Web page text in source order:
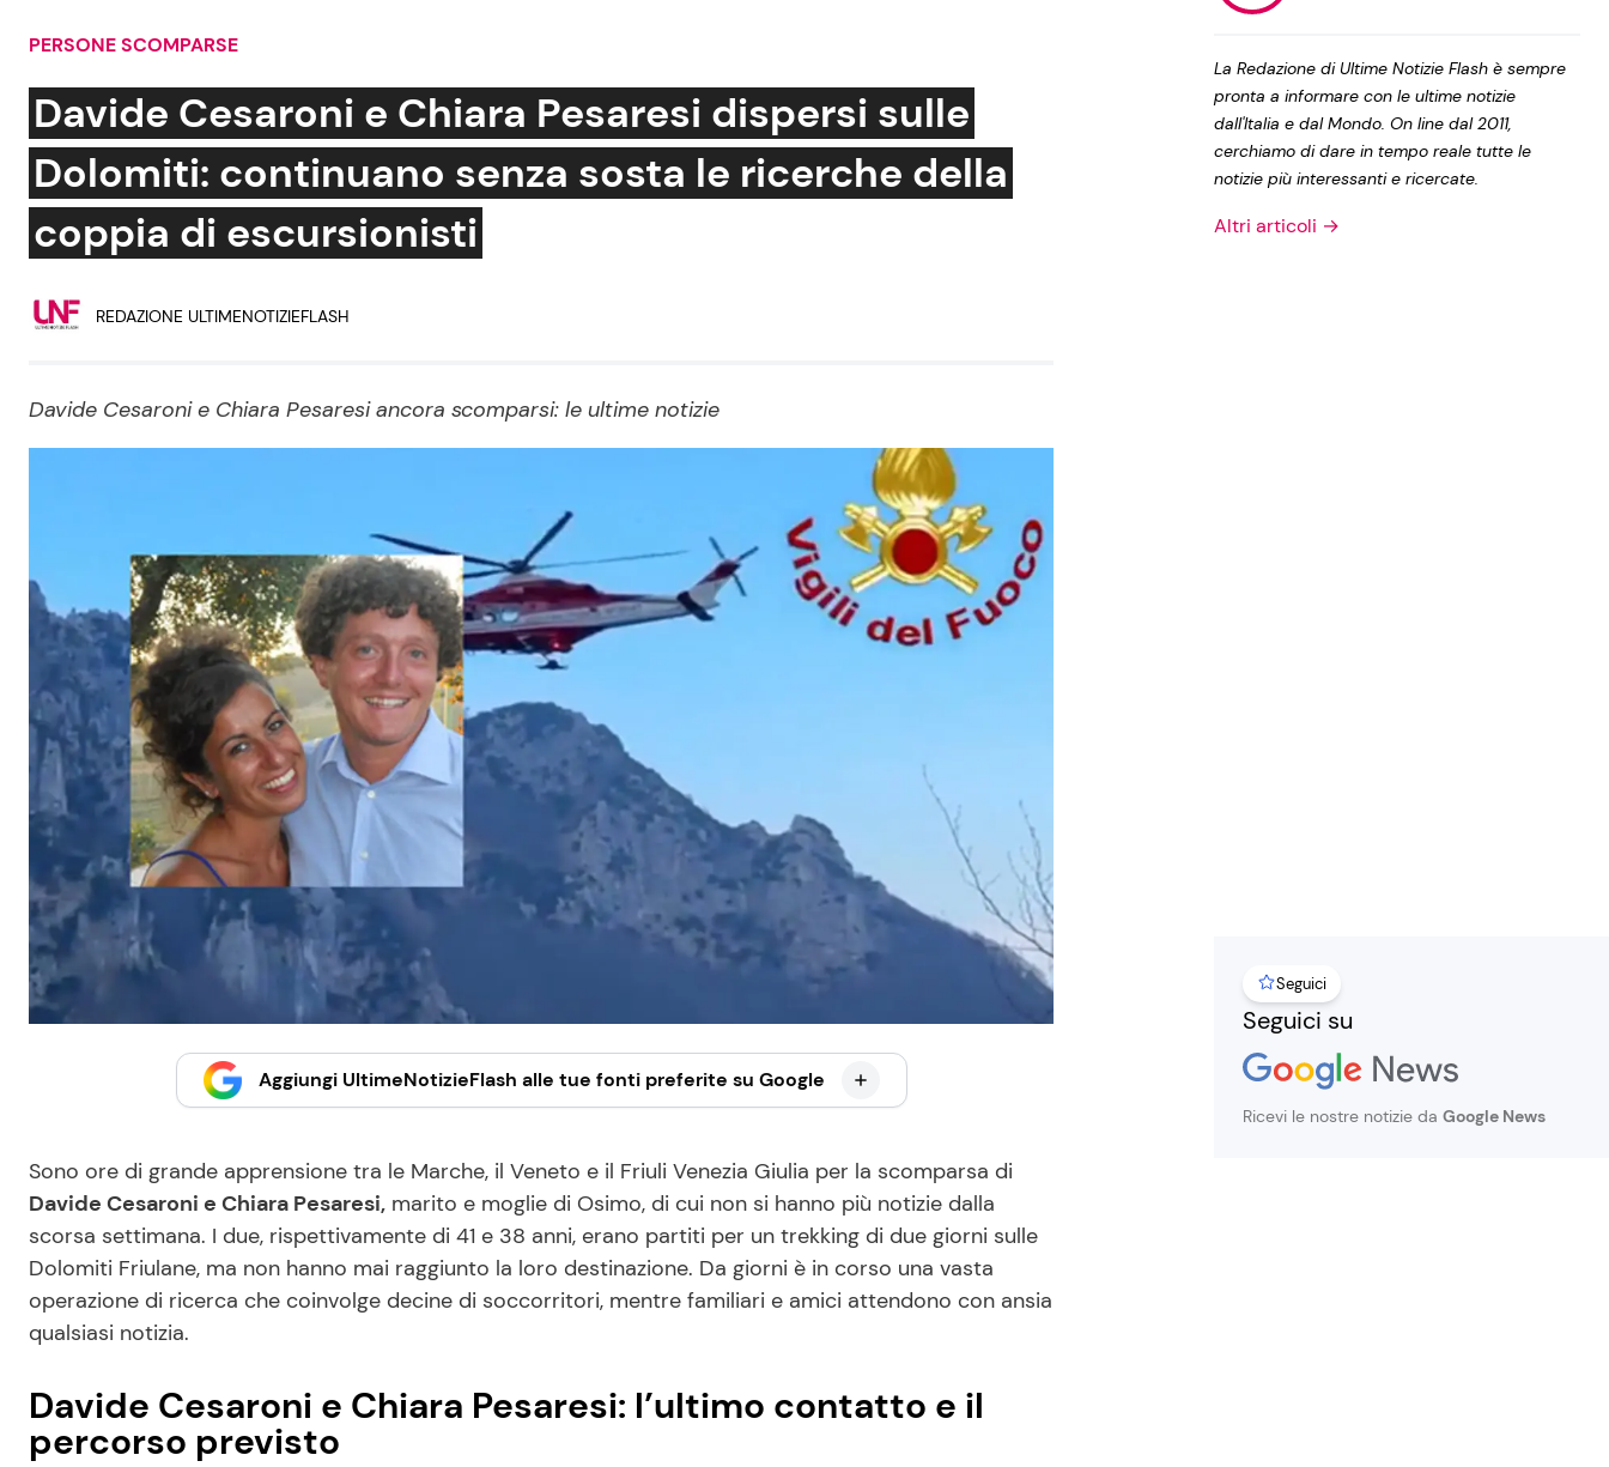
Social News
News dal mondo
Benessere
Casa
Salute
Viaggi e Turismo
Cucina e Ricette
Ricette Feste
Ricette per Bambini
Privacy Policy
PERSONE SCOMPARSE
Davide Cesaroni e Chiara Pesaresi dispersi sulle
Dolomiti: continuano senza sosta le ricerche della
coppia di escursionisti
REDAZIONE ULTIMENOTIZIEFLASH
Davide Cesaroni e Chiara Pesaresi ancora scomparsi: le ultime notizie
Aggiungi UltimeNotizieFlash alle tue fonti preferite su Google
Sono ore di grande apprensione tra le Marche, il Veneto e il Friuli Venezia Giulia per la scomparsa di
Davide Cesaroni e Chiara Pesaresi, marito e moglie di Osimo, di cui non si hanno più notizie dalla
scorsa settimana. I due, rispettivamente di 41 e 38 anni, erano partiti per un trekking di due giorni sulle
Dolomiti Friulane, ma non hanno mai raggiunto la loro destinazione. Da giorni è in corso una vasta
operazione di ricerca che coinvolge decine di soccorritori, mentre familiari e amici attendono con ansia
qualsiasi notizia.
Davide Cesaroni e Chiara Pesaresi: l’ultimo contatto e il
percorso previsto
La Redazione di Ultime Notizie Flash è sempre
pronta a informare con le ultime notizie
dall'Italia e dal Mondo. On line dal 2011,
cerchiamo di dare in tempo reale tutte le
notizie più interessanti e ricercate.
Altri articoli →
Seguici
Seguici su
Ricevi le nostre notizie da Google News